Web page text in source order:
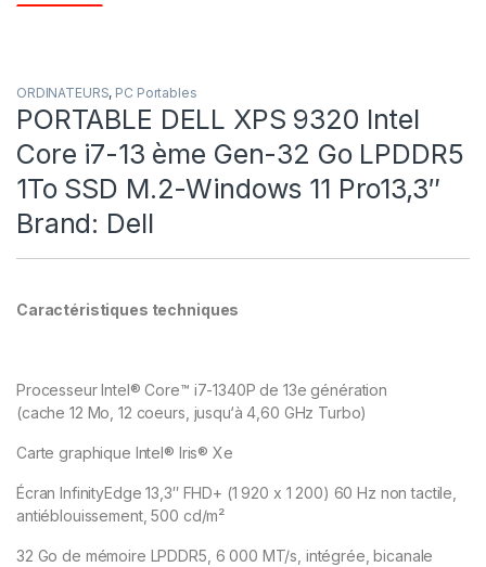
ORDINATEURS, PC Portables
PORTABLE DELL XPS 9320 Intel
Core i7-13 ème Gen-32 Go LPDDR5
1To SSD M.2-Windows 11 Pro13,3″
Brand: Dell
Caractéristiques techniques
Processeur Intel® Core™ i7-1340P de 13e génération
(cache 12 Mo, 12 coeurs, jusqu‘à 4,60 GHz Turbo)
Carte graphique Intel® Iris® Xe
Écran InfinityEdge 13,3″ FHD+ (1 920 x 1 200) 60 Hz non tactile,
antiéblouissement, 500 cd/m²
32 Go de mémoire LPDDR5, 6 000 MT/s, intégrée, bicanale